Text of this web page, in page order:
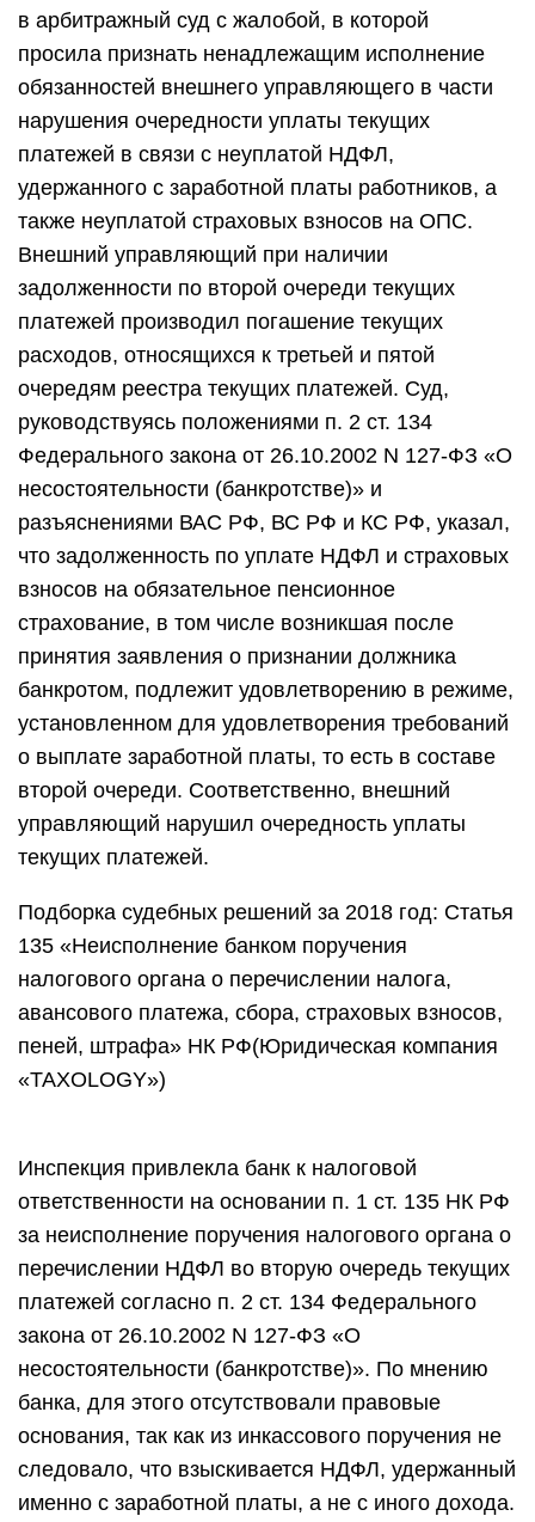
в арбитражный суд с жалобой, в которой
просила признать ненадлежащим исполнение
обязанностей внешнего управляющего в части
нарушения очередности уплаты текущих
платежей в связи с неуплатой НДФЛ,
удержанного с заработной платы работников, а
также неуплатой страховых взносов на ОПС.
Внешний управляющий при наличии
задолженности по второй очереди текущих
платежей производил погашение текущих
расходов, относящихся к третьей и пятой
очередям реестра текущих платежей. Суд,
руководствуясь положениями п. 2 ст. 134
Федерального закона от 26.10.2002 N 127-ФЗ «О
несостоятельности (банкротстве)» и
разъяснениями ВАС РФ, ВС РФ и КС РФ, указал,
что задолженность по уплате НДФЛ и страховых
взносов на обязательное пенсионное
страхование, в том числе возникшая после
принятия заявления о признании должника
банкротом, подлежит удовлетворению в режиме,
установленном для удовлетворения требований
о выплате заработной платы, то есть в составе
второй очереди. Соответственно, внешний
управляющий нарушил очередность уплаты
текущих платежей.
Подборка судебных решений за 2018 год: Статья
135 «Неисполнение банком поручения
налогового органа о перечислении налога,
авансового платежа, сбора, страховых взносов,
пеней, штрафа» НК РФ(Юридическая компания
«TAXOLOGY»)
Инспекция привлекла банк к налоговой
ответственности на основании п. 1 ст. 135 НК РФ
за неисполнение поручения налогового органа о
перечислении НДФЛ во вторую очередь текущих
платежей согласно п. 2 ст. 134 Федерального
закона от 26.10.2002 N 127-ФЗ «О
несостоятельности (банкротстве)». По мнению
банка, для этого отсутствовали правовые
основания, так как из инкассового поручения не
следовало, что взыскивается НДФЛ, удержанный
именно с заработной платы, а не с иного дохода.